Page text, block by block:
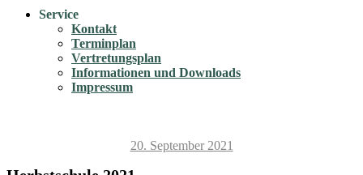
Service
Kontakt
Terminplan
Vertretungsplan
Informationen und Downloads
Impressum
Veröffentlicht
20. September 2021